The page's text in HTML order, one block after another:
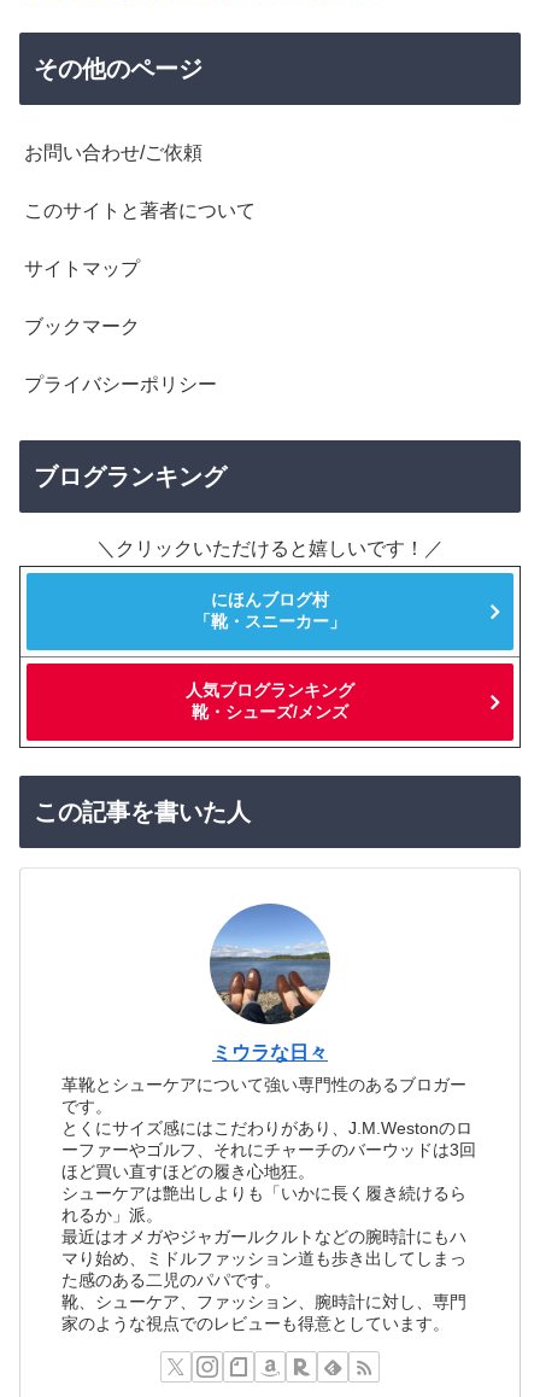
その他のページ
お問い合わせ/ご依頼
このサイトと著者について
サイトマップ
ブックマーク
プライバシーポリシー
ブログランキング
＼クリックいただけると嬉しいです！／
にほんブログ村
「靴・スニーカー」
人気ブログランキング
靴・シューズ/メンズ
この記事を書いた人
ミウラな日々
革靴とシューケアについて強い専門性のあるブロガー
です。
とくにサイズ感にはこだわりがあり、J.M.Westonのロ
ーファーやゴルフ、それにチャーチのバーウッドは3回
ほど買い直すほどの履き心地狂。
シューケアは艶出しよりも「いかに長く履き続けるら
れるか」派。
最近はオメガやジャガールクルトなどの腕時計にもハ
マり始め、ミドルファッション道も歩き出してしまっ
た感のある二児のパパです。
靴、シューケア、ファッション、腕時計に対し、専門
家のような視点でのレビューも得意としています。